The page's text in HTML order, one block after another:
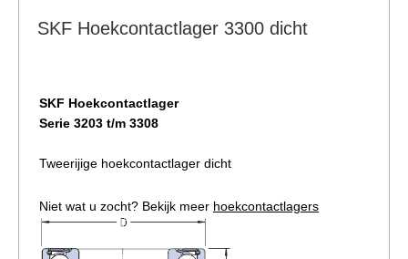
SKF Hoekcontactlager 3300 dicht
SKF Hoekcontactlager
Serie 3203 t/m 3308
Tweerijige hoekcontactlager dicht
Niet wat u zocht? Bekijk meer hoekcontactlagers